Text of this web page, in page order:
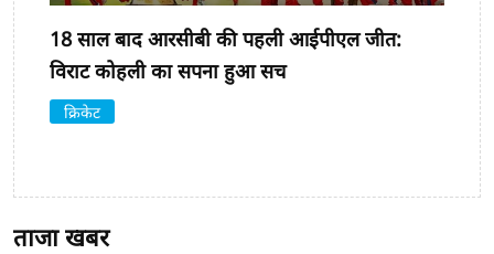
18 साल बाद आरसीबी की पहली आईपीएल जीत:
विराट कोहली का सपना हुआ सच
क्रिकेट
ताजा खबर